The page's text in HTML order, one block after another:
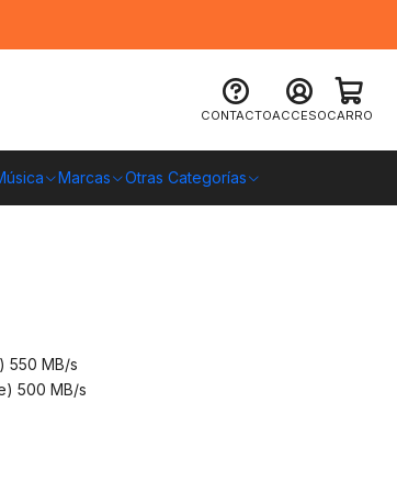
CONTACTOACCESOCARRO
Marcas Otras Categorías
- 500 GB (SSD, SATA,
550 MB/s
500 MB/s